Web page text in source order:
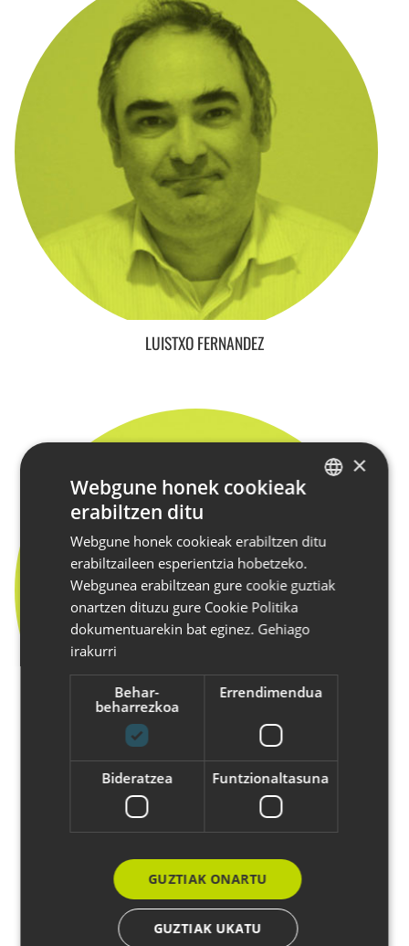
LUISTXO FERNANDEZ
LUR IBARGUTXI
SPANISH
ENGLISH
×
Webgune honek cookieak
erabiltzen ditu
Webgune honek cookieak erabiltzen ditu
erabiltzaileen esperientzia hobetzeko.
Webgunea erabiltzean gure cookie guztiak
onartzen dituzu gure Cookie Politika
dokumentuarekin bat eginez. Gehiago
irakurri
Behar-
beharrezkoa
Errendimendua
Bideratzea Funtzionaltasuna
GUZTIAK ONARTU
GUZTIAK UKATU